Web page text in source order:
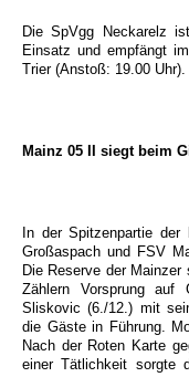
Die SpVgg Neckarelz
Einsatz und empfängt
Trier (Anstoß: 19.00 Uhr).
Mainz 05 II siegt beim
In der Spitzenpartie
Großaspach und FSV
Die Reserve der
Zählern Vorsprung auf
Sliskovic (6./12.) mit
die Gäste in Führung.
Nach der Roten Karte
einer Tätlichkeit sorgte